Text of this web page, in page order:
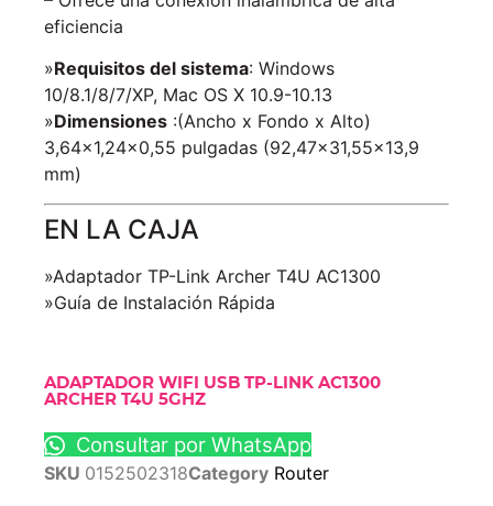
eficiencia
»Requisitos del sistema: Windows
10/8.1/8/7/XP, Mac OS X 10.9-10.13
»Dimensiones :(Ancho x Fondo x Alto)
3,64×1,24×0,55 pulgadas (92,47×31,55×13,9
mm)
EN LA CAJA
»Adaptador TP-Link Archer T4U AC1300
»Guía de Instalación Rápida
ADAPTADOR WIFI USB TP-LINK AC1300
ARCHER T4U 5GHZ
Consultar por WhatsApp
SKU 0152502318Category Router